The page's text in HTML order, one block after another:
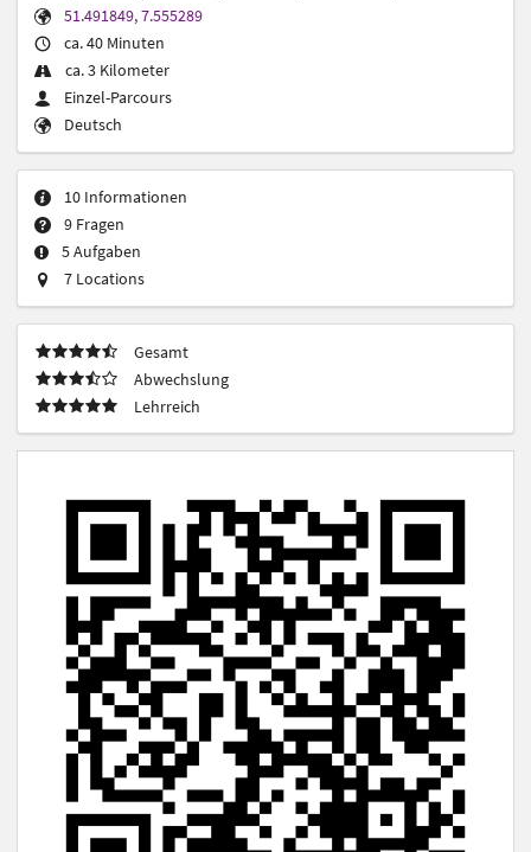
51.491849, 7.555289
ca. 40 Minuten
ca. 3 Kilometer
Einzel-Parcours
Deutsch
10 Informationen
9 Fragen
5 Aufgaben
7 Locations
Gesamt
Abwechslung
Lehrreich